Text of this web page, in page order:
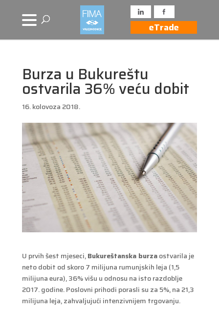
eTrade
Burza u Bukureštu
ostvarila 36% veću dobit
16. kolovoza 2018.
U prvih šest mjeseci,Bukureštanska burzaostvarila je
neto dobit od skoro 7 milijuna rumunjskih leja (1,5
milijuna eura), 36% višu u odnosu na isto razdoblje
2017. godine. Poslovni prihodi porasli su za 5%, na 21,3
milijuna leja, zahvaljujući intenzivnijem trgovanju.